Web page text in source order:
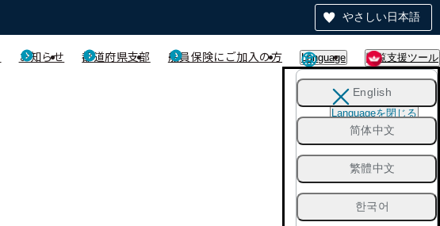
やさしい日本語
お知らせ 都道府県支部 船員保険にご加入の方 Language 閲覧支援ツール
English
简体中文
繁體中文
한국어
Languageを閉じる